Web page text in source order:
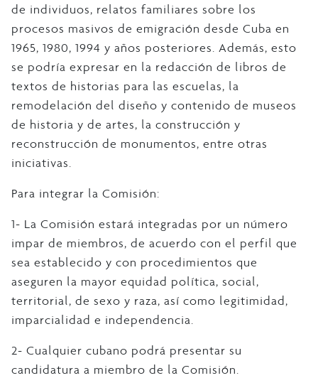
de individuos, relatos familiares sobre los
procesos masivos de emigración desde Cuba en
1965, 1980, 1994 y años posteriores. Además, esto
se podría expresar en la redacción de libros de
textos de historias para las escuelas, la
remodelación del diseño y contenido de museos
de historia y de artes, la construcción y
reconstrucción de monumentos, entre otras
iniciativas.
Para integrar la Comisión:
1- La Comisión estará integradas por un número
impar de miembros, de acuerdo con el perfil que
sea establecido y con procedimientos que
aseguren la mayor equidad política, social,
territorial, de sexo y raza, así como legitimidad,
imparcialidad e independencia.
2- Cualquier cubano podrá presentar su
candidatura a miembro de la Comisión.